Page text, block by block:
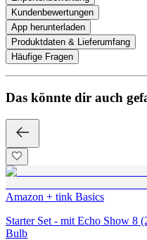
Kundenbewertungen
App herunterladen
Produktdaten & Lieferumfang
Häufige Fragen
Das könnte dir auch
Amazon + tink Basics
Starter Set - mit Echo Show 8
Bulb